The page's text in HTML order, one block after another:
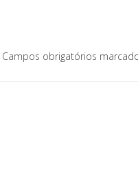
Campos obrigatórios